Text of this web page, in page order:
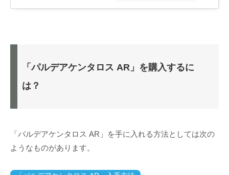
「パルデアケンタロス AR」を購入するに
は？
「パルデアケンタロス AR」を手に入れる方法としては次の
ようなものがあります。